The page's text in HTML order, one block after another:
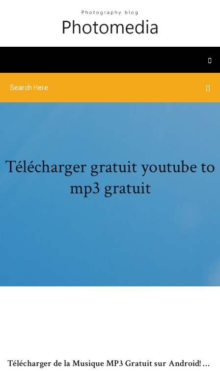
Télécharger gratuit youtube to
mp3 gratuit
Télécharger de la Musique MP3 Gratuit sur Android! …